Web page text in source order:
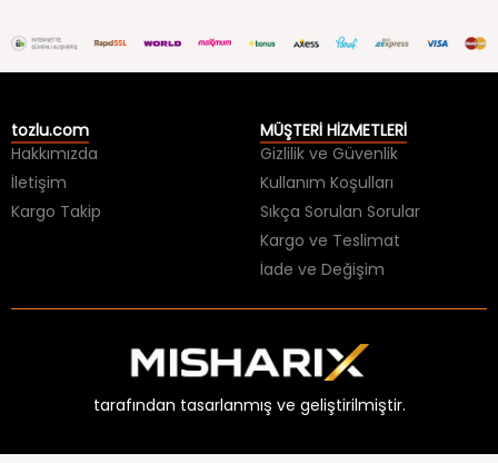
Hakkımızda
İletişim
Kargo Takip
Gizlilik ve Güvenlik
Kullanım Koşulları
Sıkça Sorulan Sorular
Kargo ve Teslimat
İade ve Değişim
tarafından tasarlanmış ve geliştirilmiştir.